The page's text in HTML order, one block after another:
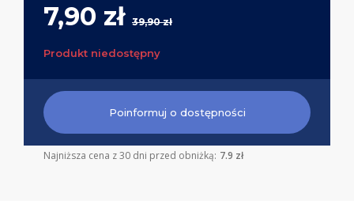
7,90 zł 39,90 zł
Produkt niedostępny
Poinformuj o dostępności
Najniższa cena z 30 dni przed obniżką: 7.9 zł